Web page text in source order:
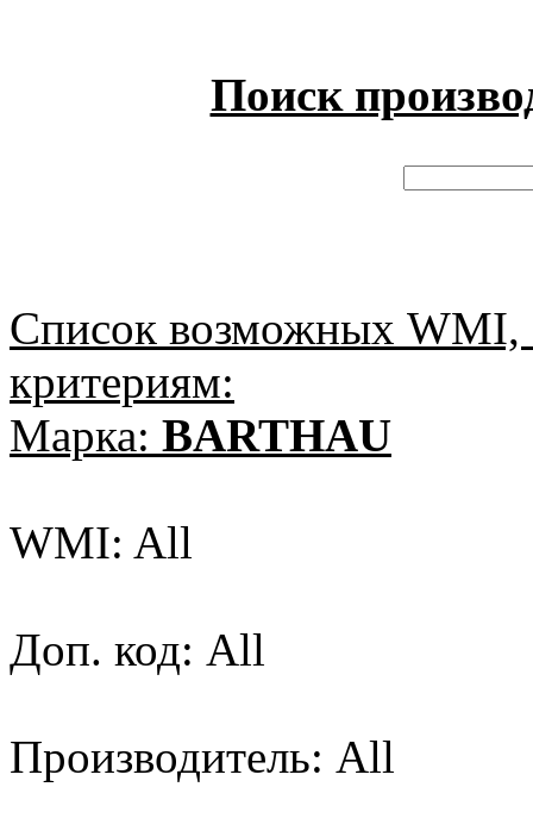
Поиск
Список возможных
критериям:
Марка: BARTHAU
WMI: All
Доп. код: All
Производитель: All